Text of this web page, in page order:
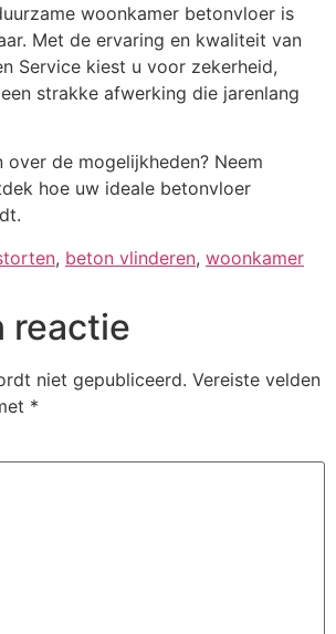
woonkamer betonvloer is
Met de ervaring en kwaliteit van
Service kiest u voor zekerheid,
strakke afwerking die jarenlang
over de mogelijkheden? Neem
hoe uw ideale betonvloer
, beton vlinderen, woonkamer
reactie
niet gepubliceerd. Vereiste velden
*